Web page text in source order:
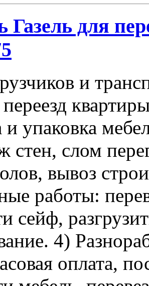
Газель для
и
и упаковка
стен, слом
вывоз
работы:
сейф,
4)
оплата,